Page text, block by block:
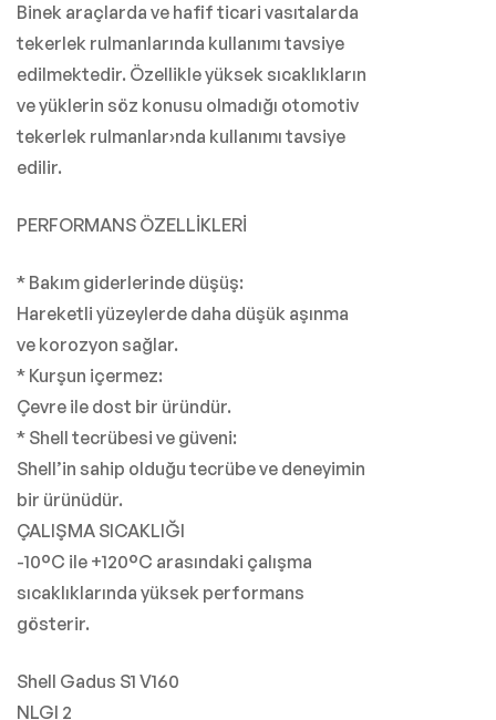
Binek araçlarda ve hafif ticari vasıtalarda
tekerlek rulmanlarında kullanımı tavsiye
edilmektedir. Özellikle yüksek sıcaklıkların
ve yüklerin söz konusu olmadığı otomotiv
tekerlek rulmanlar›nda kullanımı tavsiye
edilir.
PERFORMANS ÖZELLİKLERİ
* Bakım giderlerinde düşüş:
Hareketli yüzeylerde daha düşük aşınma
ve korozyon sağlar.
* Kurşun içermez:
Çevre ile dost bir üründür.
* Shell tecrübesi ve güveni:
Shell’in sahip olduğu tecrübe ve deneyimin
bir ürünüdür.
ÇALIŞMA SICAKLIĞI
-10°C ile +120°C arasındaki çalışma
sıcaklıklarında yüksek performans
gösterir.
Shell Gadus S1 V160
NLGI 2